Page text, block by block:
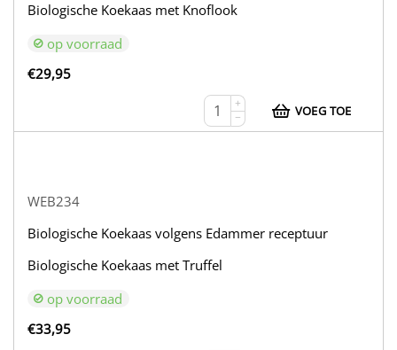
Biologische Koekaas met Knoflook
op voorraad
€29,95
+
−
VOEG TOE
WEB234
Biologische Koekaas volgens Edammer receptuur
Biologische Koekaas met Truffel
op voorraad
€33,95